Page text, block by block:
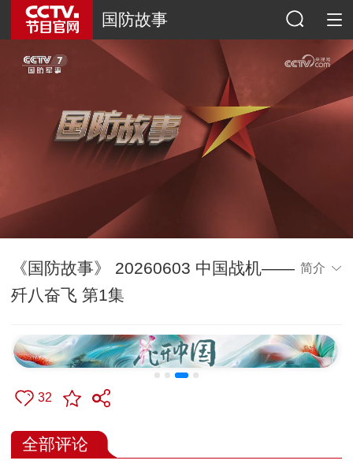
国防故事
《国防故事》 20260603 中国战机——
歼八奋飞 第1集
简介
32
全部评论